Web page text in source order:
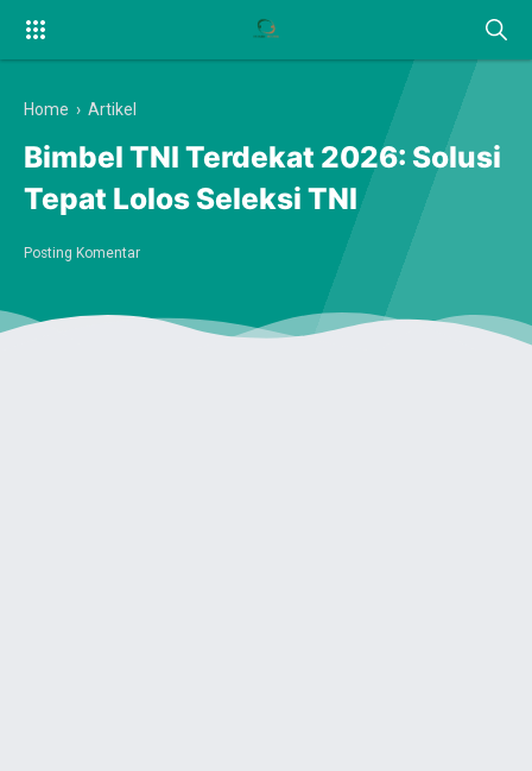
Home › Artikel
Bimbel TNI Terdekat 2026: Solusi
Tepat Lolos Seleksi TNI
Posting Komentar